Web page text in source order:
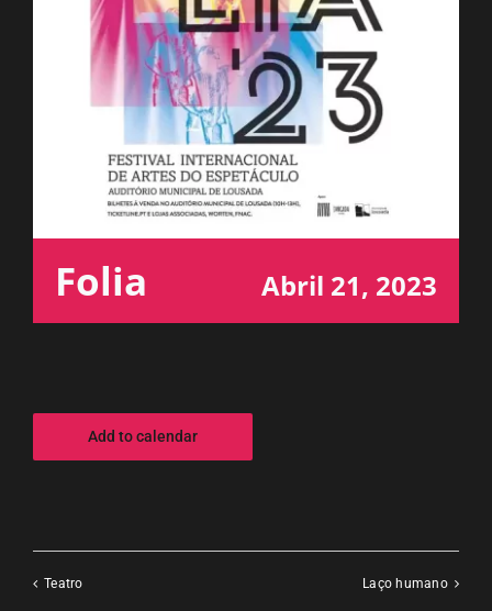
ESPAÇO OUVINTE
OUVIR
Folia Abril 21, 2023
Add to calendar
Teatro Laço humano